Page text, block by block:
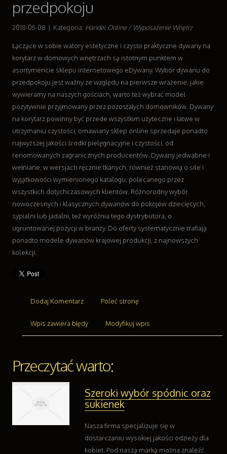
Wyposażenie Wnętrz
Wyposażenie Łazienki
Sport
Elektronika, RTV, AGD
Art. Dla Zwierząt
Ogród, Rośliny
Chemia
Art. Spożywcze
Materiały Eksploatacyjne
Inne Sklepy
Sprzęt
Maszyny
Narzędzia
Przemysł Metalowy
Transport
Transport
Części Samochodowe
Wynajem
Materiały Reklamowe
Zajęcia Sportowe i Rekreacyjne
Informatyczne
Restauracje, Catering
Fotografia
Adwokaci, Porady Prawne
Ślub i Wesele
przedpokoju
2018-05-08 | Kategoria: Handel Online / Wyposażenie Wnętrz
Łączące w sobie walory estetyczne i czysto praktyczne dywany na
korytarz w domowych wnętrzach są istotnym punktem w
asortymencie sklepu internetowego eDywany. Wybór dywanu do
przedpokoju jest ważny ze względu na pierwsze wrażenie, jakie
wywieramy na naszych gościach, warto też wybrać model
pozytywnie przyjmowany przez pozostałych domowników. Dywany
na korytarz powinny być przede wszystkim użyteczne i łatwe w
utrzymaniu czystości, omawiany sklep online sprzedaje ponadto
najwyższej jakości środki pielęgnacyjne i czystości, od
renomowanych zagranicznych producentów. Dywany jedwabne i
wełniane, w wersjach ręcznie tkanych, również stanowią o sile i
wyjątkowości wymienionego katalogu, polecanego przez
wszystkich dotychczasowych klientów. Różnorodny wybór
nowoczesnych i klasycznych dywanów do pokojów dziecięcych,
sypialni lub jadalni, też wyróżnia tego dystrybutora, o
ugruntowanej pozycji w branży. Do oferty systematycznie trafiają
ponadto modele dywanów krajowej produkcji, z najnowszych
kolekcji.
Dodaj Komentarz Poleć stronę
Wpis zawiera błędy Modyfikuj wpis
Przeczytać warto:
Szeroki wybór spódnic oraz
sukienek
Nasza firma specjalizuje się w
dostarczaniu wysokiej jakości odzieży dla
kobiet. Pod naszą marką można znaleźć